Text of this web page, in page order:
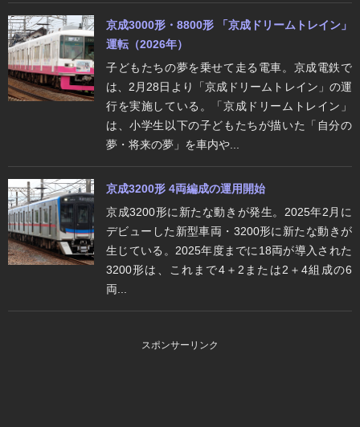
京成3000形・8800形 「京成ドリームトレイン」
運転（2026年）
子どもたちの夢を乗せて走る電車。京成電鉄で
は、2月28日より「京成ドリームトレイン」の運
行を実施している。「京成ドリームトレイン」
は、小学生以下の子どもたちが描いた「自分の
夢・将来の夢」を車内や...
京成3200形 4両編成の運用開始
京成3200形に新たな動きが発生。2025年2月に
デビューした新型車両・3200形に新たな動きが
生じている。2025年度までに18両が導入された
3200形は、これまで4＋2または2＋4組成の6
両...
スポンサーリンク